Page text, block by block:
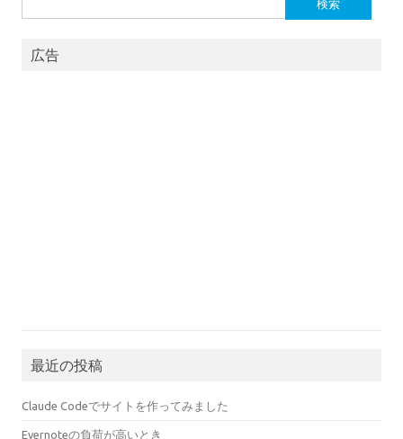
索:
広告
最近の投稿
Claude Codeでサイトを作ってみました
Evernoteの負荷が高いとき